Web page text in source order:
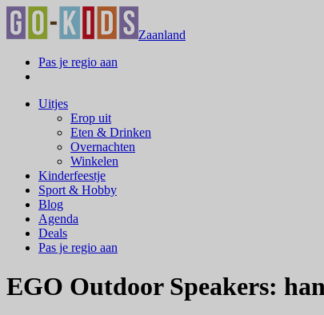
Zaanland
Pas je regio aan
Uitjes
Erop uit
Eten & Drinken
Overnachten
Winkelen
Kinderfeestje
Sport & Hobby
Blog
Agenda
Deals
Pas je regio aan
EGO Outdoor Speakers: